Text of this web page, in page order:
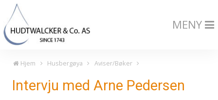
MENY
Hjem Husbergøya Aviser/Bøker
Intervju med Arne Pedersen